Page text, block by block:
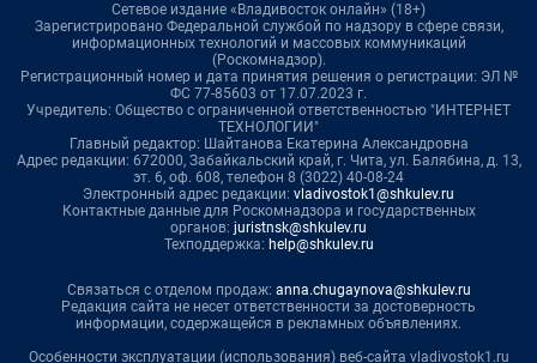
Сетевое издание «Владивосток онлайн» (18+)
Зарегистрировано Федеральной службой по надзору в сфере связи,
информационных технологий и массовых коммуникаций
(Роскомнадзор).
Регистрационный номер и дата принятия решения о регистрации: ЭЛ №
ФС 77-85603 от 17.07.2023 г.
Учредитель: Общество с ограниченной ответственностью "ИНТЕРНЕТ
ТЕХНОЛОГИИ"
Главный редактор: Шайтанова Екатерина Александровна
Адрес редакции: 672000, Забайкальский край, г. Чита, ул. Балябина, д. 13,
эт. 6, оф. 608, телефон 8 (3022) 40-08-24
Электронный адрес редакции: vladivostok1@shkulev.ru
Контактные данные для Роскомнадзора и государственных
органов: juristnsk@shkulev.ru
Техподдержка: help@shkulev.ru
Связаться с отделом продаж: anna.chugaynova@shkulev.ru
Редакция сайта не несет ответственности за достоверность
информации, содержащейся в рекламных объявлениях.
Особенности эксплуатации (использования) веб-сайта vladivostok1.ru